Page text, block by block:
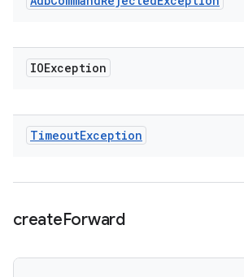
IOException
TimeoutException
createForward